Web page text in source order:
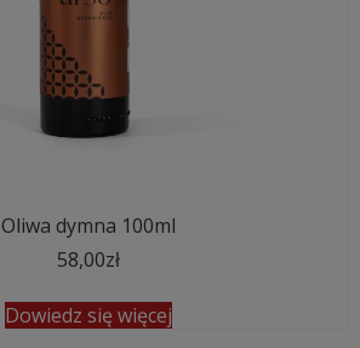
Oliwa dymna 100ml
58,00zł
Dowiedz się więcej